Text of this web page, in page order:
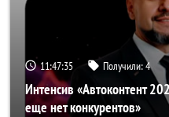
11:47:33 Получили:4
Интенсив «Автоконтент
еще нет конкурентов»